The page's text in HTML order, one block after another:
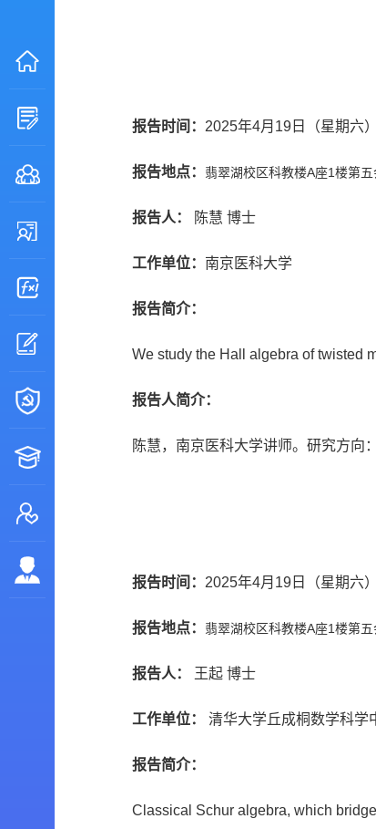
报告时间： 2025年4月19日（星期六
报告地点： 翡翠湖校区科教楼A座1楼第五
报告人： 陈慧 博士
工作单位： 南京医科大学
报告简介：
We study the Hall algebra of twisted
报告人简介：
陈慧，南京医科大学讲师。研究方向
报告时间： 2025年4月19日（星期六
报告地点： 翡翠湖校区科教楼A座1楼第五
报告人： 王起 博士
工作单位： 清华大学丘成桐数学科学
报告简介：
Classical Schur algebra, which